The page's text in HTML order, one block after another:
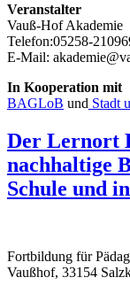
Veranstalter
Vauß-Hof Akademie
Telefon:05258-
E-Mail:
In Kooperation mit
BAGLoB und Stadt
Der Lernort
nachhaltige
Schule und
Fortbildung für
Vaußhof, 33154